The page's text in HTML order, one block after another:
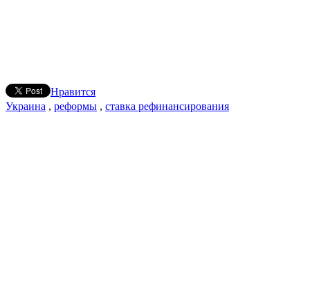
Нравится
Украина , реформы , ставка рефинансирования